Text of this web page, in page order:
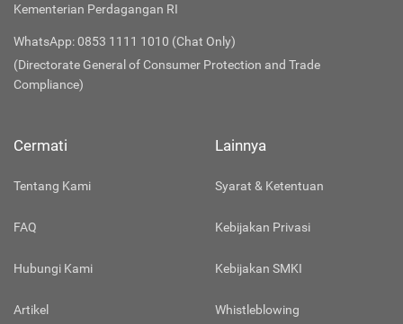
Kementerian Perdagangan RI
WhatsApp: 0853 1111 1010 (Chat Only)
(Directorate General of Consumer Protection and Trade
Compliance)
Cermati
Tentang Kami
FAQ
Hubungi Kami
Artikel
Lainnya
Syarat & Ketentuan
Kebijakan Privasi
Kebijakan SMKI
Whistleblowing